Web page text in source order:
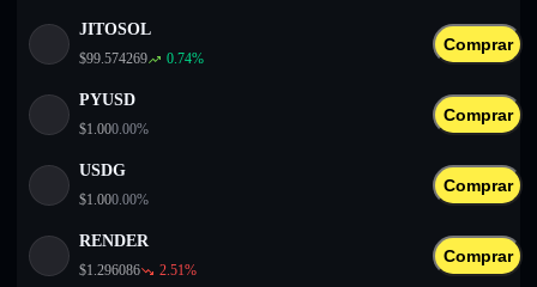
JITOSOL
$99.574269 0.74%
Comprar
PYUSD
$1.000.00%
Comprar
USDG
$1.000.00%
Comprar
RENDER
$1.296086 2.51%
Comprar